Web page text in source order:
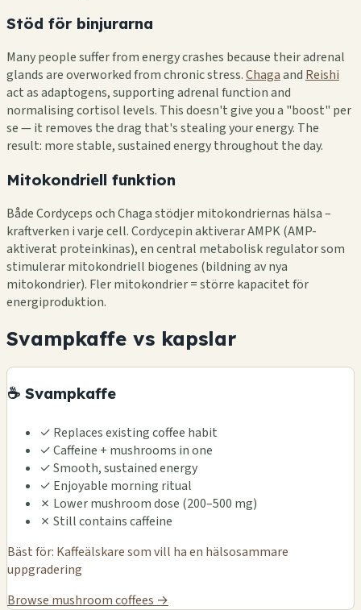
Stöd för binjurarna
Many people suffer from energy crashes because their adrenal
glands are overworked from chronic stress.Chagaand Reishi
act as adaptogens, supporting adrenal function and
normalising cortisol levels. This doesn't give you a "boost" per
se — it removes the drag that's stealing your energy. The
result: more stable, sustained energy throughout the day.
Mitokondriell funktion
Både Cordyceps och Chaga stödjer mitokondriernas hälsa –
kraftverken i varje cell. Cordycepin aktiverar AMPK (AMP-
aktiverat proteinkinas), en central metabolisk regulator som
stimulerar mitokondriell biogenes (bildning av nya
mitokondrier). Fler mitokondrier = större kapacitet för
energiproduktion.
Svampkaffe vs kapslar
☕ Svampkaffe
✓ Replaces existing coffee habit
✓Caffeine + mushrooms in one
✓Smooth, sustained energy
✓ Enjoyable morning ritual
✗ Lower mushroom dose (200–500 mg)
✗ Still contains caffeine
Bäst för: Kaffeälskare som vill ha en hälsosammare
uppgradering
Browse mushroom coffees →